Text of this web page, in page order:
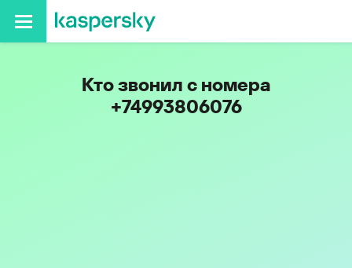
Кто звонил с номера
+74993806076